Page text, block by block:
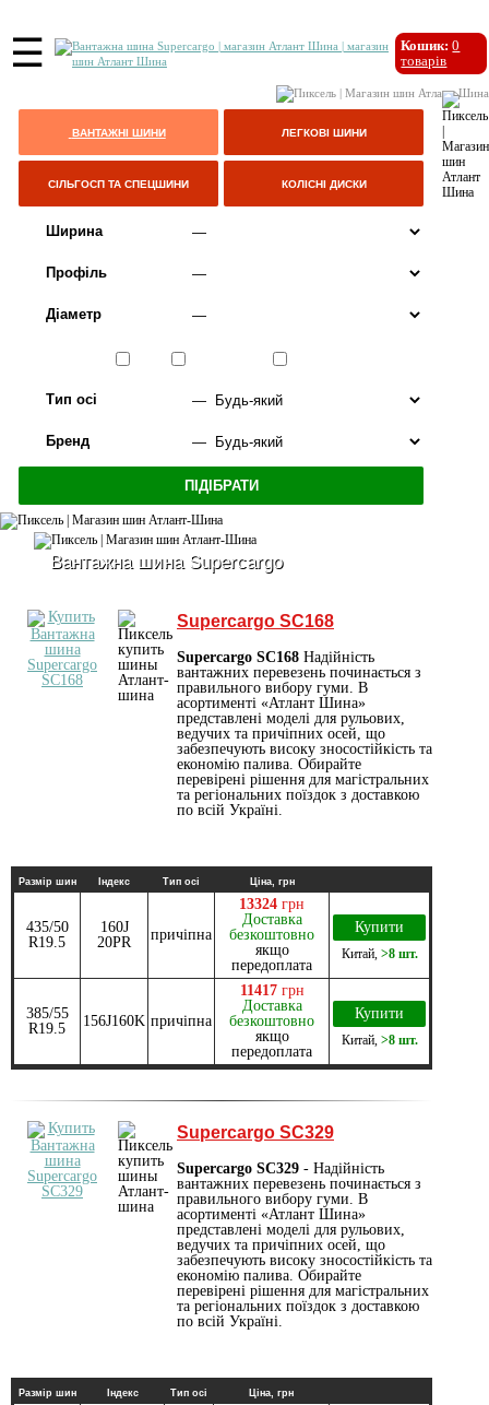
☰ Кошик: 0
товарів
ВАНТАЖНІ ШИНИ ЛЕГКОВІ ШИНИ
СІЛЬГОСП ТА СПЕЦШИНИ КОЛІСНІ ДИСКИ
Ширина
Профіль
Діаметр
Тип осі
Бренд
Вантажна шина Supercargo
Supercargo SC168
Supercargo SC168 Надійність
вантажних перевезень починається з
правильного вибору гуми. В
асортименті «Атлант Шина»
представлені моделі для рульових,
ведучих та причіпних осей, що
забезпечують високу зносостійкість та
економію палива. Обирайте
перевірені рішення для магістральних
та регіональних поїздок з доставкою
по всій Україні.
Размір шин Індекс Тип осі Ціна, грн
435/50
R19.5
160J
20PR
причіпна
13324 грн
Доставка
безкоштовно
якщо
передоплата
Купити
Китай, >8 шт.
385/55
R19.5
156J160K причіпна
11417 грн
Доставка
безкоштовно
якщо
передоплата
Купити
Китай, >8 шт.
Supercargo SC329
Supercargo SC329 - Надійність
вантажних перевезень починається з
правильного вибору гуми. В
асортименті «Атлант Шина»
представлені моделі для рульових,
ведучих та причіпних осей, що
забезпечують високу зносостійкість та
економію палива. Обирайте
перевірені рішення для магістральних
та регіональних поїздок з доставкою
по всій Україні.
Размір шин Індекс Тип осі Ціна, грн